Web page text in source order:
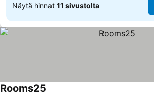
Näytä hinnat 11 sivustolta
Rooms25